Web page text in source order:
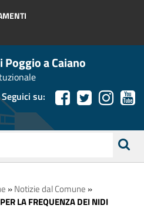
Poggio a Caiano
Seguici su:
»Notizie dal Comune »
LA FREQUENZA DEI NIDI